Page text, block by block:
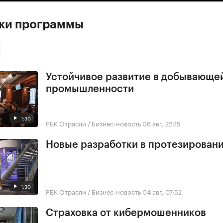
программы
1:30
Устойчивое развитие в
промышленности
РБК Отрасли / Бизнес-новость 06 авг, 22:15
1:30
Новые разработки в
РБК Отрасли / Бизнес-новость 04 авг, 07:52
Страховка от кибермошенников